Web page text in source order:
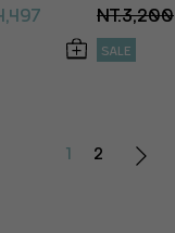
NT.3,200
SALE
1 2